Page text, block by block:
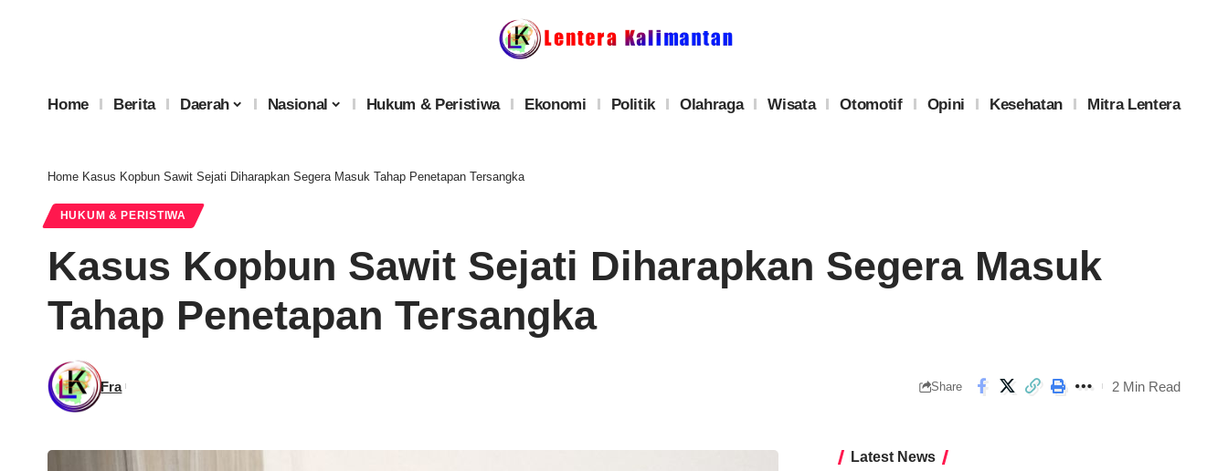
Home Berita Daerah Nasional Hukum & Peristiwa Ekonomi Politik Olahraga Wisata Otomotif Opini Kesehatan Mitra Lentera
Home Kasus Kopbun Sawit Sejati Diharapkan Segera Masuk Tahap Penetapan Tersangka
HUKUM & PERISTIWA
Kasus Kopbun Sawit Sejati Diharapkan Segera Masuk
Tahap Penetapan Tersangka
Fra Share 2 Min Read
Latest News